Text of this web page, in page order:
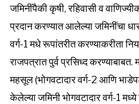
जमिनींपैकी कृषी, रहिवासी व
प्रदान करण्यात आलेल्या जमिनींचा
वर्ग-1 मधे रूपांतरीत करण्याकरीता
राजपत्रात पुर्व प्रसिध्द करण्याबाबत.
महसूल (भोगवटादार वर्ग-2 आणि
केलेल्या जमिनी भोगवटादार वर्ग-1